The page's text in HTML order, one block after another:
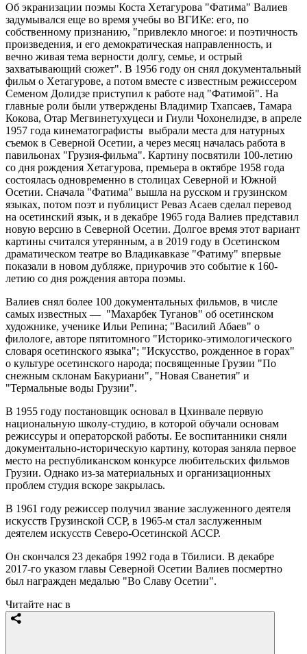
Об экранизации поэмы Коста Хетагурова "Фатима" Валиев
задумывался еще во время учебы во ВГИКе: его, по
собственному признанию, "привлекло многое: и поэтичность
произведения, и его демократическая направленность, и
вечно живая тема верности долгу, семье, и острый
захватывающий сюжет". В 1956 году он снял документальный
фильм о Хетагурове, а потом вместе с известным режиссером
Семеном Долидзе приступил к работе над "Фатимой". На
главные роли были утверждены Владимир Тхапсаев, Тамара
Кокова, Отар Мегвинетухуцеси и Гиули Чохонелидзе, в апреле
1957 года кинематографисты выбрали места для натурных
съемок в Северной Осетии, а через месяц началась работа в
павильонах "Грузия-фильма". Картину посвятили 100-летию
со дня рождения Хетагурова, премьера в октябре 1958 года
состоялась одновременно в столицах Северной и Южной
Осетии. Сначала "Фатима" вышла на русском и грузинском
языках, потом поэт и публицист Реваз Асаев сделал перевод
на осетинский язык, и в декабре 1965 года Валиев представил
новую версию в Северной Осетии. Долгое время этот вариант
картины считался утерянным, а в 2019 году в Осетинском
драматическом театре во Владикавказе "Фатиму" впервые
показали в новом дубляже, приурочив это событие к 160-
летию со дня рождения автора поэмы.
Валиев снял более 100 документальных фильмов, в числе
самых известных — "Махарбек Туганов" об осетинском
художнике, ученике Ильи Репина; "Василий Абаев" о
филологе, авторе пятитомного "Историко-этимологического
словаря осетинского языка"; "Искусство, рожденное в горах"
о культуре осетинского народа; посвященные Грузии "По
снежным склонам Бакуриани", "Новая Сванетия" и
"Термальные воды Грузии".
В 1955 году постановщик основал в Цхинвале первую
национальную школу-студию, в которой обучали основам
режиссуры и операторской работы. Ее воспитанники сняли
документально-историческую картину, которая заняла первое
место на республиканском конкурсе любительских фильмов
Грузии. Однако из-за материальных и организационных
проблем студия вскоре закрылась.
В 1961 году режиссер получил звание заслуженного деятеля
искусств Грузинской ССР, в 1965-м стал заслуженным
деятелем искусств Северо-Осетинской АССР.
Он скончался 23 декабря 1992 года в Тбилиси. В декабре
2017-го указом главы Северной Осетии Валиев посмертно
был награжден медалью "Во Славу Осетии".
Читайте нас в